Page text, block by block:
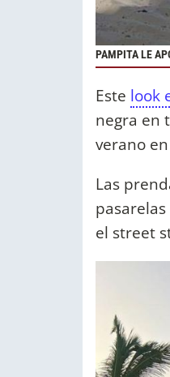
PAMPITA LE
Este look
negra en
verano
Las
el street